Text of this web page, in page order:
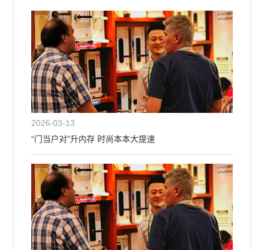
2026-03-13
“门当户对”升内存 时尚本本大提速